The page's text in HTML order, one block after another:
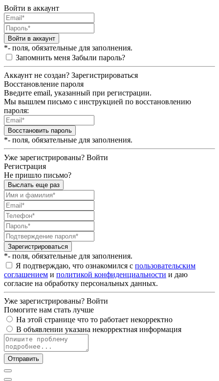
Войти в аккаунт
Войти в аккаунт
*- поля, обязательные для заполнения.
Запомнить меня Забыли пароль?
Аккаунт не создан? Зарегистрироваться
Восстановление пароля
Введите email, указанный при регистрации.
Мы вышлем письмо с инструкцией по восстановлению
пароля:
Восстановить пароль
*- поля, обязательные для заполнения.
Уже зарегистрированы? Войти
Регистрация
Не пришло письмо?
Выслать еще раз
Зарегистрироваться
*- поля, обязательные для заполнения.
Я подтверждаю, что ознакомился с пользовательским
соглашением и политикой конфиденциальности и даю
согласие на обработку персональных данных.
Уже зарегистрированы? Войти
Помогите нам стать лучше
На этой странице что то работает некорректно
В объявлении указана некорректная информация
Отправить